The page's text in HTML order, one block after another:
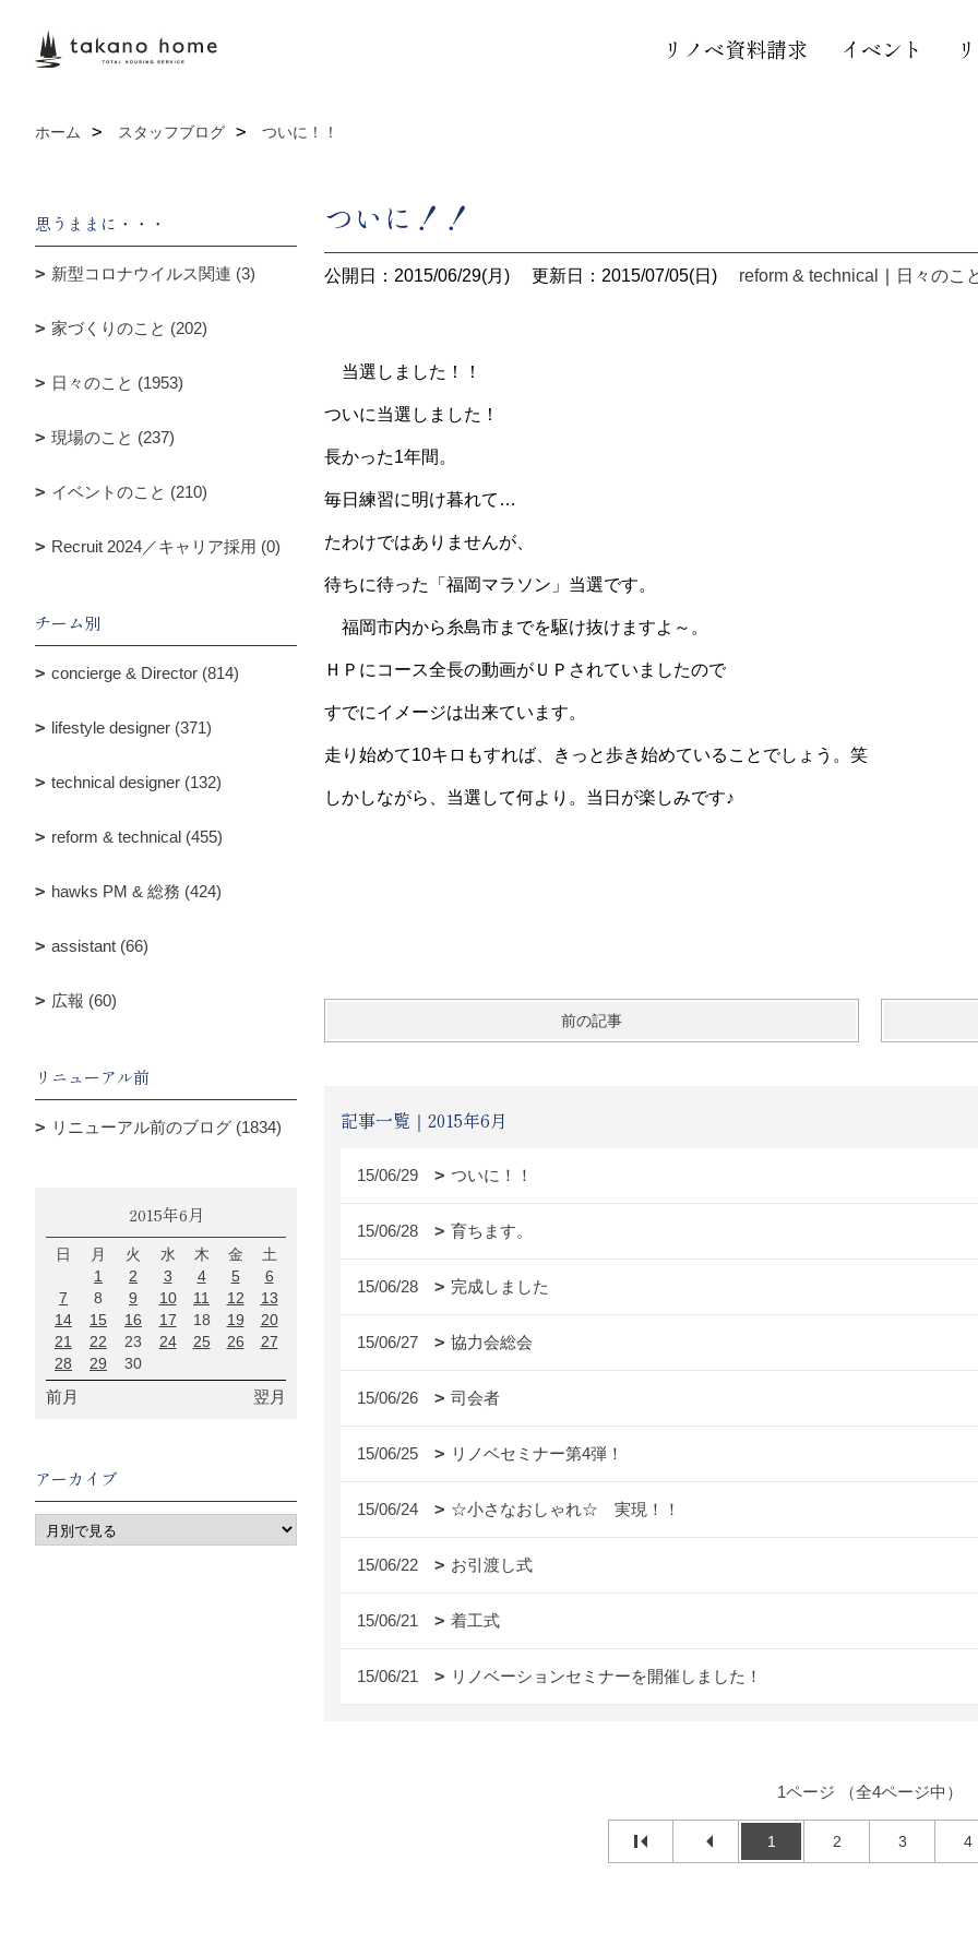
リノベ資料請求 イベント
ホーム スタッフブログ ついに！！
ついに！！
公開日：2015/06/29(月) 更新日：2015/07/05(日) reform & technical 日々のこ
当選しました！！
ついに当選しました！
長かった1年間。
毎日練習に明け暮れて…
たわけではありませんが、
待ちに待った「福岡マラソン」当選です。
福岡市内から糸島市までを駆け抜けますよ～。
ＨＰにコース全長の動画がＵＰされていましたので
すでにイメージは出来ています。
走り始めて10キロもすれば、きっと歩き始めていることでしょう。笑
しかしながら、当選して何より。当日が楽しみです♪
前の記事
記事一覧｜2015年6月
15/06/29 ついに！！
15/06/28 育ちます。
15/06/28 完成しました
15/06/27 協力会総会
15/06/26 司会者
15/06/25 リノベセミナー第4弾！
15/06/24 ☆小さなおしゃれ☆ 実現！！
15/06/22 お引渡し式
15/06/21 着工式
15/06/21 リノベーションセミナーを開催しました！
1ページ （全4ページ中）
1 2 3 4
思うままに・・・
新型コロナウイルス関連 (3)
家づくりのこと (202)
日々のこと (1953)
現場のこと (237)
イベントのこと (210)
Recruit 2024／キャリア採用 (0)
チーム別
concierge & Director (814)
lifestyle designer (371)
technical designer (132)
reform & technical (455)
hawks PM & 総務 (424)
assistant (66)
広報 (60)
リニューアル前
リニューアル前のブログ (1834)
2015年6月
日 月 火 水 木 金
土
1
2 3 4 5
6
7
8 9 10 11 12
13
14
15 16 17 18 19
20
21
22 23 24 25 26
27
28
29 30
前月 翌月
アーカイブ